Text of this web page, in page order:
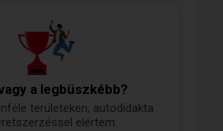
a legbüszkébb?
területeken, autodidakta
elértem.